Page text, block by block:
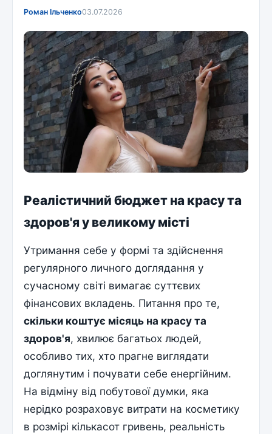
Роман Ільченко03.07.2026
Реалістичний бюджет на красу та
здоров'я у великому місті
Утримання себе у формі та здійснення
регулярного личного доглядання у
сучасному світі вимагає суттєвих
фінансових вкладень. Питання про те,
скільки коштує місяць на красу та
здоров'я, хвилює багатьох людей,
особливо тих, хто прагне виглядати
доглянутим і почувати себе енергійним.
На відміну від побутової думки, яка
нерідко розраховує витрати на косметику
в розмірі кількасот гривень, реальність